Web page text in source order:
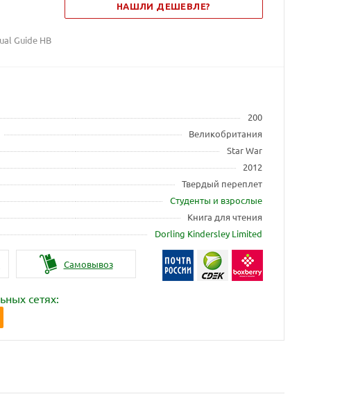
НАШЛИ ДЕШЕВЛЕ?
Guide HB
200
Великобритания
Star War
2012
Твердый переплет
Студенты и взрослые
Книга для чтения
Dorling Kindersley Limited
Самовывоз
сетях: